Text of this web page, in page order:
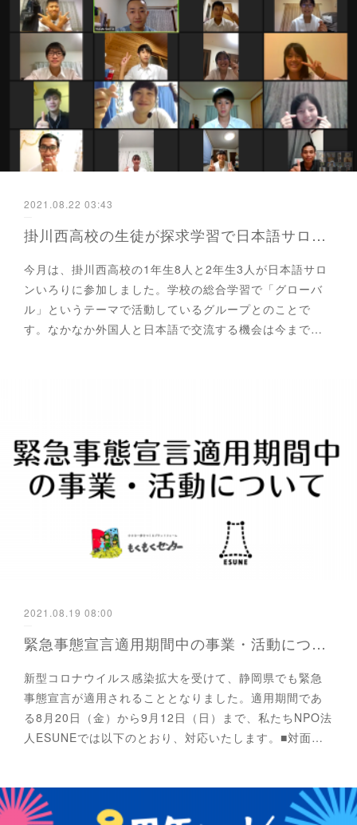
2021.08.22 03:43
掛川西高校の生徒が探求学習で日本語サロンいろりに参加しました
今月は、掛川西高校の1年生8人と2年生3人が日本語サロ
ンいろりに参加しました。学校の総合学習で「グローバ
ル」というテーマで活動しているグループとのことで
す。なかなか外国人と日本語で交流する機会は今まで…
2021.08.19 08:00
緊急事態宣言適用期間中の事業・活動について
新型コロナウイルス感染拡大を受けて、静岡県でも緊急
事態宣言が適用されることとなりました。適用期間であ
る8月20日（金）から9月12日（日）まで、私たちNPO法
人ESUNEでは以下のとおり、対応いたします。■対面…